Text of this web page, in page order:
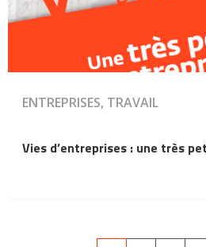
ENTREPRISES, TRAVAIL
Vies d’entreprises : une très